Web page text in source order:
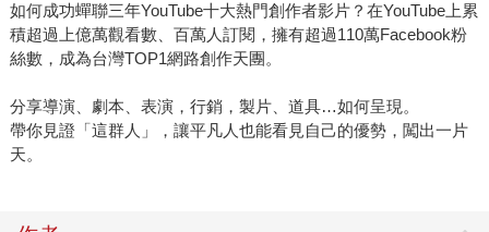
如何成功蟬聯三年YouTube十大熱門創作者影片？在YouTube上累
積超過上億萬觀看數、百萬人訂閱，擁有超過110萬Facebook粉
絲數，成為台灣TOP1網路創作天團。
分享導演、劇本、表演，行銷，製片、道具…如何呈現。
帶你見證「這群人」，讓平凡人也能看見自己的優勢，闖出一片
天。